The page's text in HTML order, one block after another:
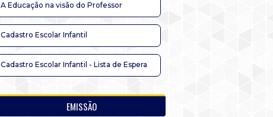
A Educação na visão do Professor
Cadastro Escolar Infantil
Cadastro Escolar Infantil - Lista de Espera
EMISSÃO